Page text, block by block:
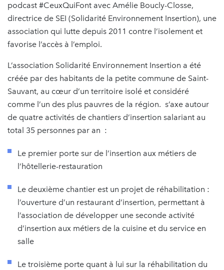
podcast #CeuxQuiFont avec Amélie Boucly-Closse,
directrice de SEI (Solidarité Environnement Insertion), une
association qui lutte depuis 2011 contre l’isolement et
favorise l’accès à l’emploi.
L’association Solidarité Environnement Insertion a été
créée par des habitants de la petite commune de Saint-
Sauvant, au cœur d’un territoire isolé et considéré
comme l’un des plus pauvres de la région. s’axe autour
de quatre activités de chantiers d’insertion salariant au
total 35 personnes par an :
Le premier porte sur de l’insertion aux métiers de
l’hôtellerie-restauration
Le deuxième chantier est un projet de réhabilitation :
l’ouverture d’un restaurant d’insertion, permettant à
l’association de développer une seconde activité
d’insertion aux métiers de la cuisine et du service en
salle
Le troisième porte quant à lui sur la réhabilitation du